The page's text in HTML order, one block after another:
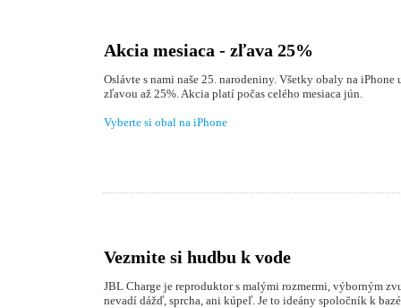
Akcia mesiaca - zľava 25%
Oslávte s nami naše 25. narodeniny. Všetky obaly na iPhone
zľavou až 25%. Akcia platí počas celého mesiaca jún.
Vyberte si obal na iPhone
Vezmite si hudbu k vode
JBL Charge je reproduktor s malými rozmermi, výborným
nevadí dážď, sprcha, ani kúpeľ. Je to ideány spoločník k